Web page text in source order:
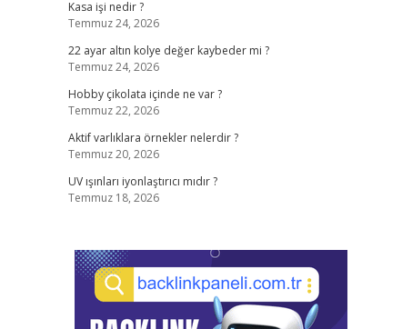
Kasa işi nedir ?
Temmuz 24, 2026
22 ayar altın kolye değer kaybeder mi ?
Temmuz 24, 2026
Hobby çikolata içinde ne var ?
Temmuz 22, 2026
Aktif varlıklara örnekler nelerdir ?
Temmuz 20, 2026
UV ışınları iyonlaştırıcı mıdır ?
Temmuz 18, 2026